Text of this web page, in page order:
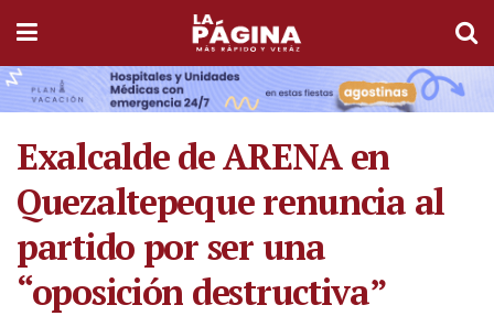
Exalcalde de ARENA en
Quezaltepeque renuncia al
partido por ser una
“oposición destructiva”